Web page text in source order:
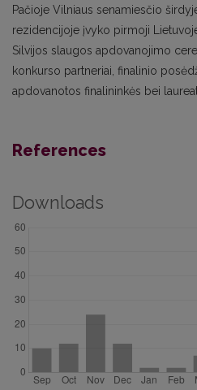
Pačioje Vilniaus senamiesčio
rezidencijoje įvyko pirmoji
Silvijos slaugos apdovanojimo
konkurso partneriai, finalinio
apdovanotos finalininkės bei
References
Downloads